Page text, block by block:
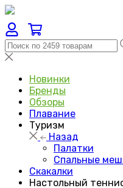
Новинки
Бренды
Обзоры
Плавание
Туризм
Назад
Палатки
Спальные
Скакалки
Настольный